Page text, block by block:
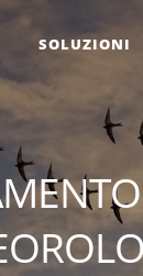
SOLUZIONI